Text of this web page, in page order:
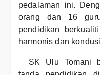
pedalaman ini.
orang dan 16
pendidikan
harmonis dan
SK Ulu Tomani